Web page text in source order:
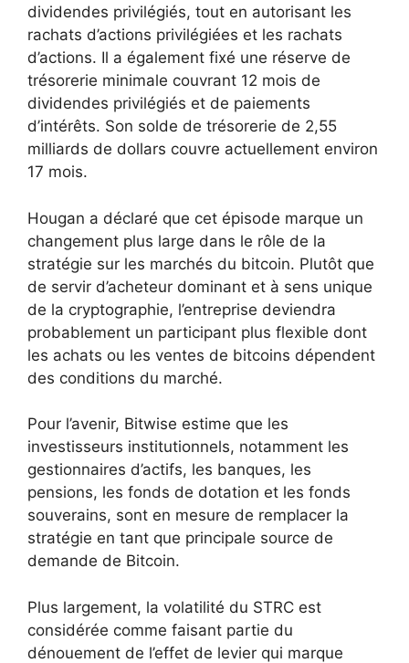
dividendes privilégiés, tout en autorisant les
rachats d’actions privilégiées et les rachats
d’actions. Il a également fixé une réserve de
trésorerie minimale couvrant 12 mois de
dividendes privilégiés et de paiements
d’intérêts. Son solde de trésorerie de 2,55
milliards de dollars couvre actuellement environ
17 mois.
Hougan a déclaré que cet épisode marque un
changement plus large dans le rôle de la
stratégie sur les marchés du bitcoin. Plutôt que
de servir d’acheteur dominant et à sens unique
de la cryptographie, l’entreprise deviendra
probablement un participant plus flexible dont
les achats ou les ventes de bitcoins dépendent
des conditions du marché.
Pour l’avenir, Bitwise estime que les
investisseurs institutionnels, notamment les
gestionnaires d’actifs, les banques, les
pensions, les fonds de dotation et les fonds
souverains, sont en mesure de remplacer la
stratégie en tant que principale source de
demande de Bitcoin.
Plus largement, la volatilité du STRC est
considérée comme faisant partie du
dénouement de l’effet de levier qui marque